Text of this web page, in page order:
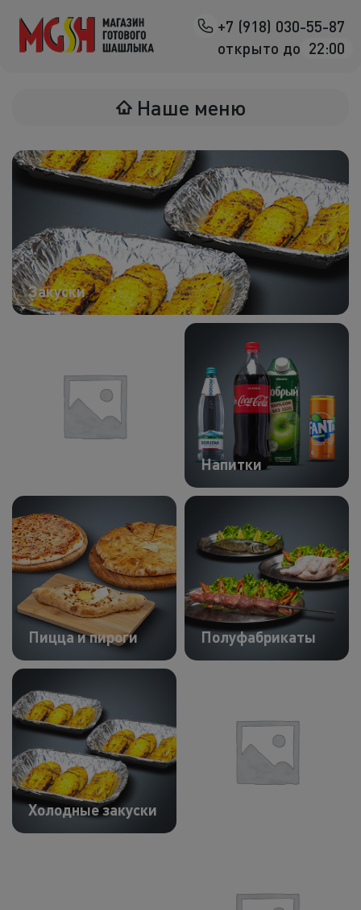
+7 (918) 030-55-87
открыто до 22:00
Назад
Овощи на
Салаты
К
В лаваше
Холодные
Пицца и
Фритюр
Комбо
Наше меню
Закуски
Напитки
Пицца и пироги Полуфабрикаты
Холодные закуски